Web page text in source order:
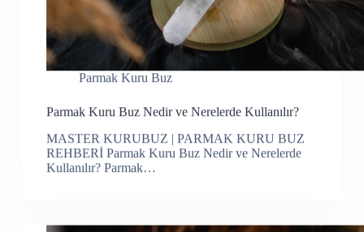
Parmak Kuru Buz
Parmak Kuru Buz Nedir ve Nerelerde Kullanılır?
MASTER KURUBUZ | PARMAK KURU BUZ
REHBERİ Parmak Kuru Buz Nedir ve Nerelerde
Kullanılır? Parmak…